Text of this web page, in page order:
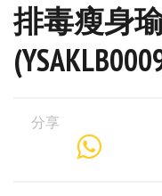
排毒瘦身瑜
分享